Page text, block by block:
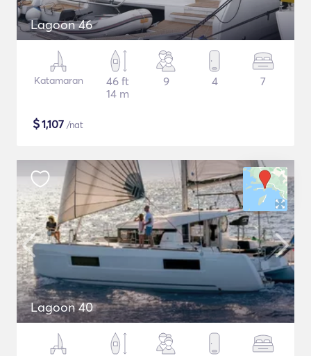
Lagoon 46
Katamaran
46 ft
14 m
9 4 7
$1,107 /nat
Lagoon 40